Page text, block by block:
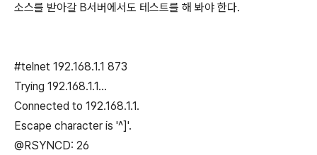
소스를 받아갈 B서버에서도 테스트를 해 봐야 한다.
#telnet 192.168.1.1 873
Trying 192.168.1.1...
Connected to 192.168.1.1.
Escape character is '^]'.
@RSYNCD: 26